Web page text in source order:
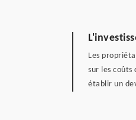
Les
sur les coûts
établir un